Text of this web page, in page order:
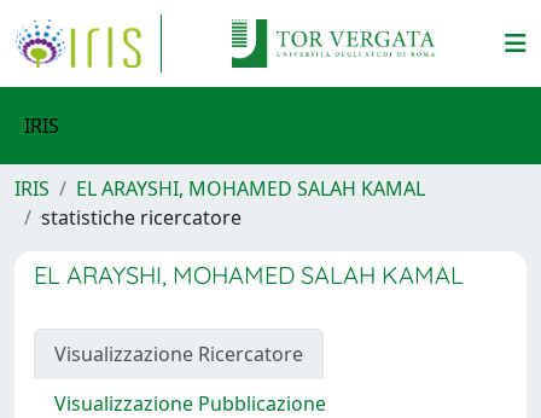
IRIS
IRIS
EL ARAYSHI, MOHAMED SALAH KAMAL
statistiche ricercatore
EL ARAYSHI, MOHAMED SALAH KAMAL
Visualizzazione Ricercatore
Visualizzazione Pubblicazione